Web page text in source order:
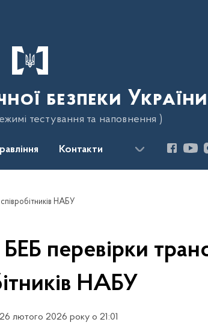
безпеки України
тестування та наповнення )
Контакти
НАБУ
перевірки
НАБУ
лютого 2026 року о 21:01